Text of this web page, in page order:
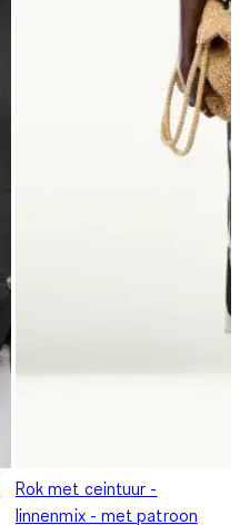
Rok met ceintuur -
linnenmix - met patroon